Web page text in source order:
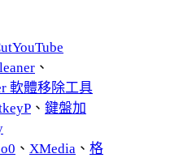
、
軟體移除工具
、 鍵盤加
、 XMedia 、 格